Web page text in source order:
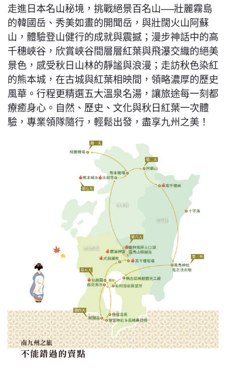
走進日本名山秘境，挑戰絕景百名山──壯麗霧島
的韓國岳、秀美如畫的開聞岳，與壯闊火山阿蘇
山，體驗登山健行的成就與震撼；漫步神話中的高
千穗峽谷，欣賞峽谷間層層紅葉與飛瀑交織的絕美
景色，感受秋日山林的靜謐與浪漫；走訪秋色染紅
的熊本城，在古城與紅葉相映間，領略濃厚的歷史
風華。行程更精選五大溫泉名湯，讓旅途每一刻都
療癒身心。自然、歷史、文化與秋日紅葉一次體
驗，專業領隊隨行，輕鬆出發，盡享九州之美！